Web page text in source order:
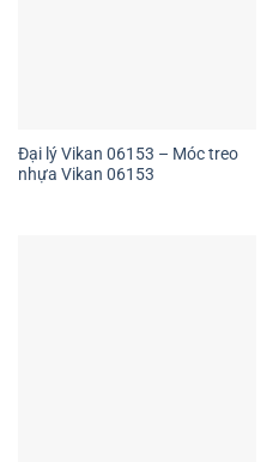
Đại lý Vikan 06153 – Móc treo
nhựa Vikan 06153